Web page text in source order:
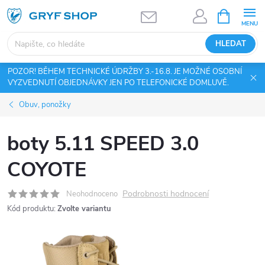
Přejít
na
obsah
HLEDAT
NÁKUPNÍ
KOŠÍK
POZOR! BĚHEM TECHNICKÉ ÚDRŽBY 3.-16.8. JE MOŽNÉ OSOBNÍ
VYZVEDNUTÍ OBJEDNÁVKY JEN PO TELEFONICKÉ DOMLUVĚ.
Obuv, ponožky
boty 5.11 SPEED 3.0
COYOTE
Neohodnoceno Podrobnosti hodnocení
Kód produktu: Zvolte variantu